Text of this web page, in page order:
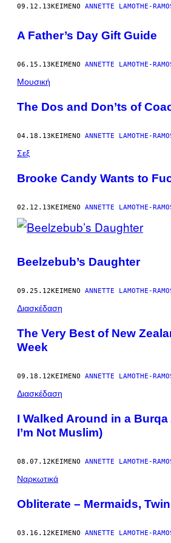
09.12.13ΚΕΊΜΕΝΟ ANNETTE LAMOTHE-
A Father’s Day Gift Guide
06.15.13ΚΕΊΜΕΝΟ ANNETTE LAMOTHE-
Μουσική
The Dos and Don’ts of
04.18.13ΚΕΊΜΕΝΟ ANNETTE LAMOTHE-
Σεξ
Brooke Candy Wants to
02.12.13ΚΕΊΜΕΝΟ ANNETTE LAMOTHE-
Beelzebub’s Daughter
09.25.12ΚΕΊΜΕΝΟ ANNETTE LAMOTHE-
Διασκέδαση
The Very Best of New
Week
09.18.12ΚΕΊΜΕΝΟ ANNETTE LAMOTHE-
Διασκέδαση
I Walked Around in a
I’m Not Muslim)
08.07.12ΚΕΊΜΕΝΟ ANNETTE LAMOTHE-
Ναρκωτικά
Obliterate – Mermaids,
03.16.12ΚΕΊΜΕΝΟ ANNETTE LAMOTHE-